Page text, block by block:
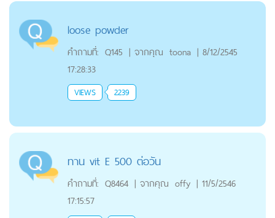
loose powder
คำถามที่: Q145 | จากคุณ toona | 8/12/2545
17:28:33
VIEWS 2239
ทาน vit E 500 ต่อวัน
คำถามที่: Q8464 | จากคุณ offy | 11/5/2546
17:15:57